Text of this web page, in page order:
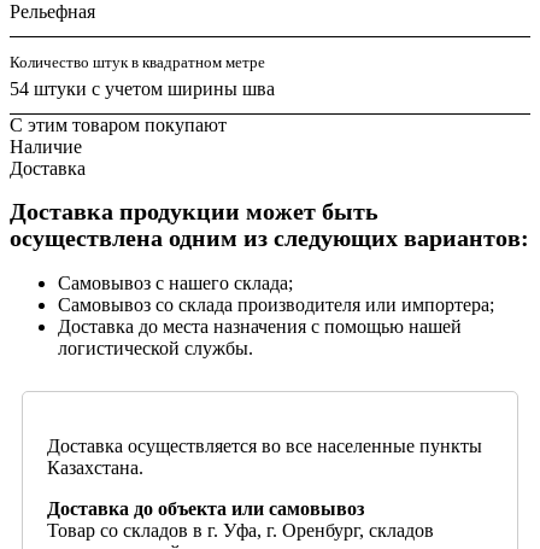
Рельефная
Количество штук в квадратном метре
54 штуки с учетом ширины шва
С этим товаром покупают
Наличие
Доставка
Доставка продукции может быть
осуществлена одним из следующих вариантов:
Самовывоз с нашего склада;
Самовывоз со склада производителя или импортера;
Доставка до места назначения с помощью нашей
логистической службы.
Доставка осуществляется во все населенные пункты
Казахстана.
Доставка до объекта или самовывоз
Товар со складов в г. Уфа, г. Оренбург, складов